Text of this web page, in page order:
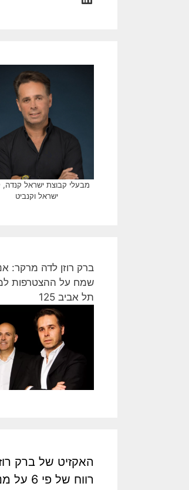
מבעלי קבוצת ישראל קנדה,
ישראל וקנביט
ברק רוזן לדה מרקר:
שמח על ההצטרפות
תל אביב 125
האקזיט של ברק
רווח של פי